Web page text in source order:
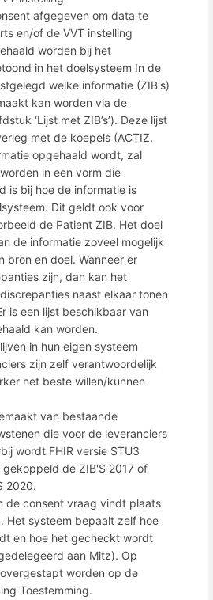
afgegeven om data te
en/of de VVT instelling
worden bij het
in het doelsysteem In de
welke informatie (ZIB's)
kan worden via de
‘Lijst met ZIB’s’). Deze lijst
met de koepels (ACTIZ,
opgehaald wordt, zal
in een vorm die
is bij hoe de informatie is
Dit geldt ook voor
de Patient ZIB. Het doel
de informatie zoveel mogelijk
bron en doel. Wanneer er
zijn, dan kan het
naast elkaar tonen
is een lijst beschikbaar van
kan worden.
in hun eigen systeem
zijn zelf verantwoordelijk
het beste willen/kunnen
van bestaande
die voor de leveranciers
wordt FHIR versie STU3
de ZIB'S 2017 of
2020.
de consent vraag vindt plaats
Het systeem bepaalt zelf hoe
en hoe het gecheckt wordt
aan Mitz). Op
worden op de
Toestemming.